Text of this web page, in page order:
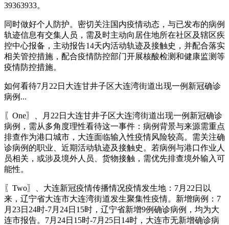
39363933。
同时做好个人防护。密切关注国内疫情动态，与已发布的病例
轨迹信息有交集人员，需及时主动向居住地所在社区及辖区疾
控中心报备，主动报告14天内活动轨迹及接触史，并配合落实
相关管控措施，配合疫情防控部门开展核酸检测和健康监测等
疫情防控措施。
如何看待7月22日大连甘井子区大连湾街道出现一例新冠确诊
病例...
〖One〗、月22日大连甘井子区大连湾街道出现一例新冠确诊
病例，需从多角度理性看待这一事件：病例背景与来源需重点
排查作为港口城市，大连面临输入性疫情风险较高。需关注确
诊病例的职业、近期活动轨迹及接触史。若病例与港口作业人
员相关，或涉及境外人员、货物接触，需优先排查境外输入可
能性。
〖Two〗、大连新冠疫情传播情况疫情发生地：7月22日以
来，辽宁省大连市大连湾街道发生聚集性疫情。新增病例：7
月23日24时-7月24日15时，辽宁省新增9例确诊病例，均为大
连市报告。7月24日15时-7月25日14时，大连市无新增确诊病